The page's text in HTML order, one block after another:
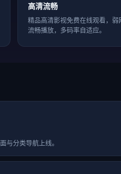
高清流畅
精品高清影视免费在线观看，弱
流畅播放，多码率自适应。
与分类导航上线。